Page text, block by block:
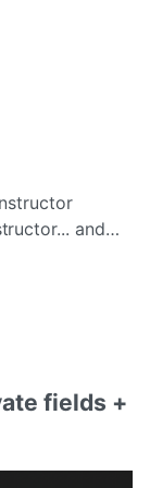
and
fields +